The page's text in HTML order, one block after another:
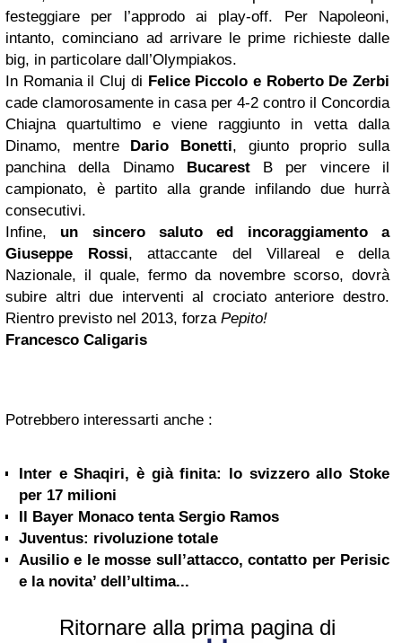
festeggiare per l’approdo ai play-off. Per Napoleoni,
intanto, cominciano ad arrivare le prime richieste dalle
big, in particolare dall’Olympiakos.
In Romania il Cluj di Felice Piccolo e Roberto De Zerbi
cade clamorosamente in casa per 4-2 contro il Concordia
Chiajna quartultimo e viene raggiunto in vetta dalla
Dinamo, mentre Dario Bonetti, giunto proprio sulla
panchina della Dinamo BucarestB per vincere il
campionato, è partito alla grande infilando due hurrà
consecutivi.
Infine, un sincero saluto ed incoraggiamento a
Giuseppe Rossi, attaccante del Villareal e della
Nazionale, il quale, fermo da novembre scorso, dovrà
subire altri due interventi al crociato anteriore destro.
Rientro previsto nel 2013, forza Pepito!
Francesco Caligaris
Potrebbero interessarti anche :
Inter e Shaqiri, è già finita: lo svizzero allo Stoke
per 17 milioni
Il Bayer Monaco tenta Sergio Ramos
Juventus: rivoluzione totale
Ausilio e le mosse sull’attacco, contatto per Perisic
e la novita’ dell’ultima...
Ritornare alla prima pagina di